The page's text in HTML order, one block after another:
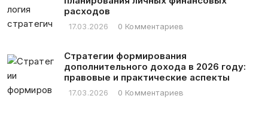
расходов
17.03.2026 0 Комментариев
Стратегии формирования
дополнительного дохода в 2026 году:
правовые и практические аспекты
17.03.2026 0 Комментариев